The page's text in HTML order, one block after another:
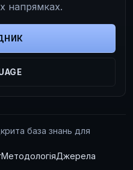
напрямках.
база знань для
МетодологіяДжерела